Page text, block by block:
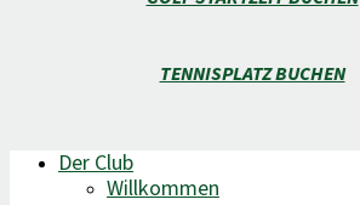
TENNISPLATZ BUCHEN
Der Club
Willkommen